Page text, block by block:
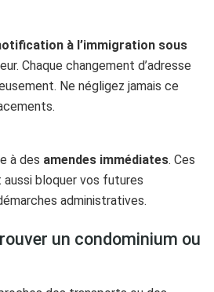
à l’immigration sous
Chaque changement d’adresse
Ne négligez jamais ce
à des amendes immédiates. Ces
bloquer vos futures
administratives.
un condominium ou